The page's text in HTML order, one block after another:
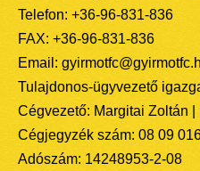
Telefon: +36-96-831-836
FAX: +36-96-831-836
Email:
Tulajdonos-ügyvezető
Cégvezető: Margitai Zoltán
Cégjegyzék szám: 08 09
Adószám: 14248953-2-08